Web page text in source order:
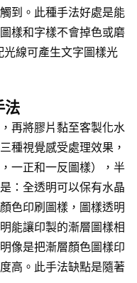
到。此種手法好處是能
樣和字樣不會掉色或磨
線可產生文字圖樣光
法
再將膠片黏至客製化水
種視覺感受處理效果，
一正和一反圖樣），半
：全透明可以保有水晶
色印刷圖樣，圖樣透明
能讓印製的漸層圖樣相
像是把漸層顏色圖樣印
高。此手法缺點是隨著